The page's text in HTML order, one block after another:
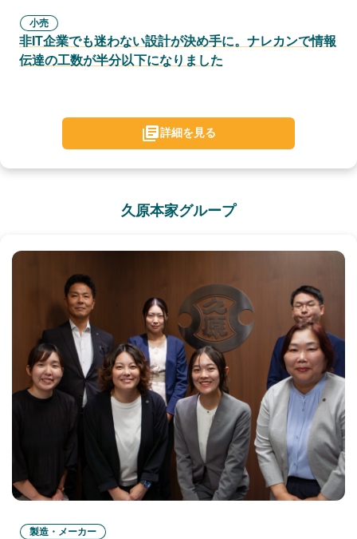
小売
非IT企業でも迷わない設計が決め手に。ナレカンで情報
伝達の工数が半分以下になりました
詳細を見る
久原本家グループ
製造・メーカー